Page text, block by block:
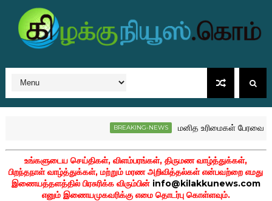
BREAKING-NEWS மனித உரிமைகள் பேரவையில்
உங்களுடைய செய்திகள், விளம்பரங்கள், திருமண வாழ்த்துக்கள்,
பிறந்தநாள் வாழ்த்துக்கள், மற்றும் மரண அறிவித்தல்கள் என்பவற்றை எமது
இணையத்தளத்தில் பிரசுரிக்க விரும்பின் info@kilakkunews.com
எனும் இணையமுகவரிக்கு எமை தொடர்பு கொள்ளவும்.